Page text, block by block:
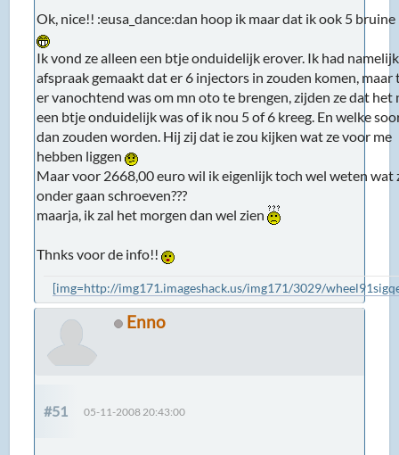
Ok, nice!! :eusa_dance:dan hoop ik maar dat ik ook 5
Ik vond ze alleen een btje onduidelijk erover. Ik had
afspraak gemaakt dat er 6 injectors in zouden komen, maar
er vanochtend was om mn oto te brengen, zijden ze dat het
een btje onduidelijk was of ik nou 5 of 6 kreeg. En welke
dan zouden worden. Hij zij dat ie zou kijken wat ze voor me
hebben liggen
Maar voor 2668,00 euro wil ik eigenlijk toch wel weten wat
onder gaan schroeven???
maarja, ik zal het morgen dan wel zien
Thnks voor de info!!
[img=http://img171.imageshack.us/img171/3029/
Enno
#51 05-11-2008 20:43:00